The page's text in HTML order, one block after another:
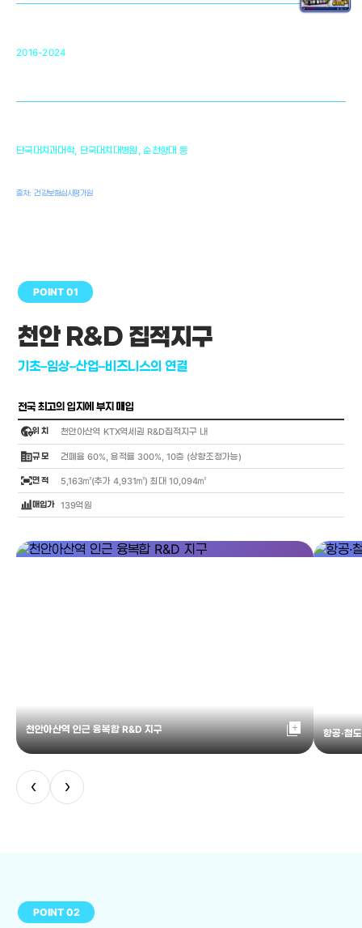
2016-2024
단국대치과대학, 단국대치대병원, 순천향대 등
출처: 건강보험심사평가원
POINT 01
천안 R&D 집적지구
기초–임상–산업–비즈니스의 연결
전국 최고의 입지에 부지 매입
globe_location_pin위 치 천안아산역 KTX역세권 R&D집적지구 내
corporate_fare규 모 건폐율 60%, 용적률 300%, 10층 (상향조정가능)
fit_screen면 적 5,163㎡(추가 4,931㎡) 최대 10,094㎡
bar_chart_4_bars매입가 139억원
천안아산역 인근 융복합 R&D 지구 library_add 항공·철
‹ ›
POINT 02